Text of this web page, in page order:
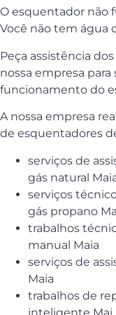
O esquentador não
Você não tem água
Peça assistência
nossa empresa
funcionamento do
A nossa empresa
de esquentadores
serviços de
gás natural
serviços
gás propano
trabalhos
manual Maia
serviços de
Maia
trabalhos de
inteligente Mai